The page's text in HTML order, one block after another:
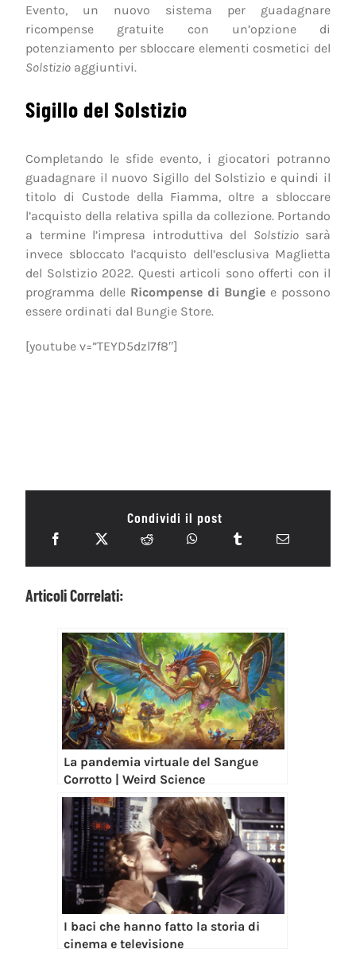
Evento, un nuovo sistema per guadagnare
ricompense gratuite con un’opzione di
potenziamento per sbloccare elementi cosmetici del
Solstizio aggiuntivi.
Sigillo del Solstizio
Completando le sfide evento, i giocatori potranno
guadagnare il nuovo Sigillo del Solstizio e quindi il
titolo di Custode della Fiamma, oltre a sbloccare
l’acquisto della relativa spilla da collezione. Portando
a termine l’impresa introduttiva del Solstiziosarà
invece sbloccato l’acquisto dell’esclusiva Maglietta
del Solstizio 2022. Questi articoli sono offerti con il
programma delle Ricompense di Bungie e possono
essere ordinati dal Bungie Store.
[youtube v=”TEYD5dzl7f8″]
Condividi il post
Articoli Correlati:
La pandemia virtuale del Sangue
Corrotto | Weird Science
I baci che hanno fatto la storia di
cinema e televisione